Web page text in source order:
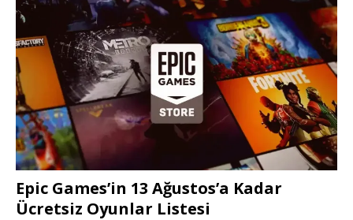
Epic Games’in 13 Ağustos’a Kadar
Ücretsiz Oyunlar Listesi